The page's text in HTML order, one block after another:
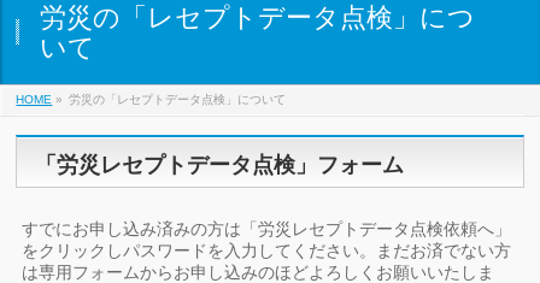
労災の「レセプトデータ点検」につ
いて
HOME » 労災の「レセプトデータ点検」について
「労災レセプトデータ点検」フォーム
すでにお申し込み済みの方は「労災レセプトデータ点検依頼へ」
をクリックしパスワードを入力してください。まだお済でない方
は専用フォームからお申し込みのほどよろしくお願いいたしま